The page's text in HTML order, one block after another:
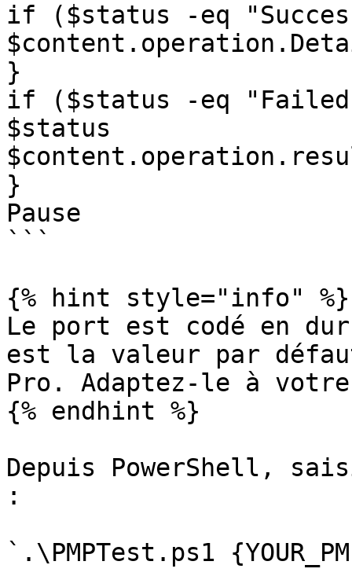
if ($status -eq
}
if ($status -eq
$status
}
Pause
```
{% hint style="info" %}
Le port est codé en
est la valeur par défaut
Pro. Adaptez-le à votre
{% endhint %}
Depuis PowerShell,
:
`.\PMPTest.ps1